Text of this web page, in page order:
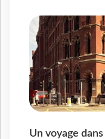
Un voyage